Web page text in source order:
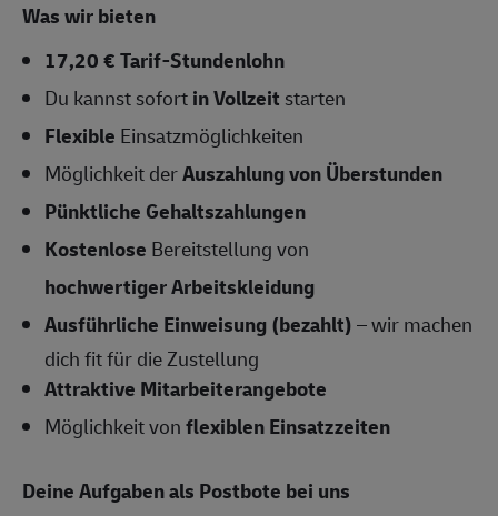
Was wir bieten
17,20 € Tarif-Stundenlohn
Du kannst sofortin Vollzeit starten
Flexible Einsatzmöglichkeiten
Möglichkeit derAuszahlung von Überstunden
Pünktliche Gehaltszahlungen
Kostenlose Bereitstellung von
hochwertiger Arbeitskleidung
Ausführliche Einweisung (bezahlt)– wir machen
dich fit für die Zustellung
Attraktive Mitarbeiterangebote
Möglichkeit vonflexiblen Einsatzzeiten
Deine Aufgaben als Postbote bei uns